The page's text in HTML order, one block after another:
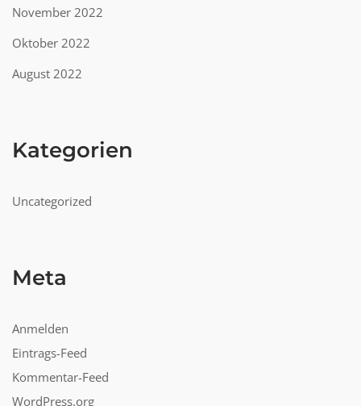
November 2022
Oktober 2022
August 2022
Kategorien
Uncategorized
Meta
Anmelden
Eintrags-Feed
Kommentar-Feed
WordPress.org